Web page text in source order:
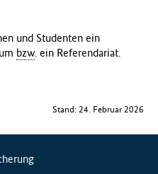
und Studenten ein
bzw. ein Referendariat.
Stand: 24. Februar 2026